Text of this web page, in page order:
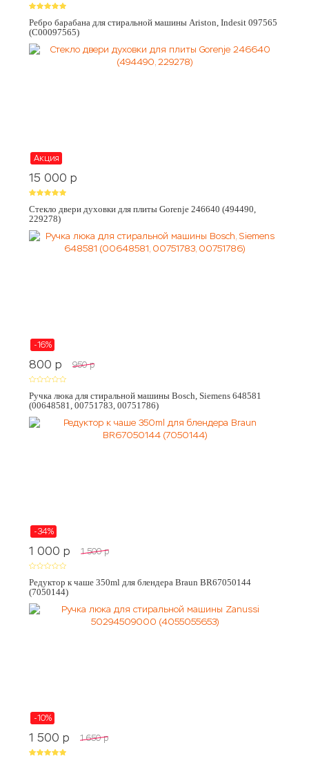
Ребро барабана для стиральной машины Ariston, Indesit 097565
(C00097565)
Акция
15 000 p
Стекло двери духовки для плиты Gorenje 246640 (494490,
229278)
-16%
800 p 950 p
Ручка люка для стиральной машины Bosch, Siemens 648581
(00648581, 00751783, 00751786)
-34%
1 000 p 1 500 p
Редуктор к чаше 350ml для блендера Braun BR67050144
(7050144)
-10%
1 500 p 1 650 p